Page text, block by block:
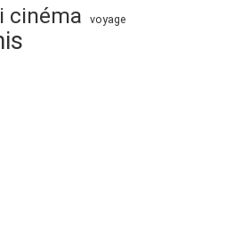
cinéma voyage